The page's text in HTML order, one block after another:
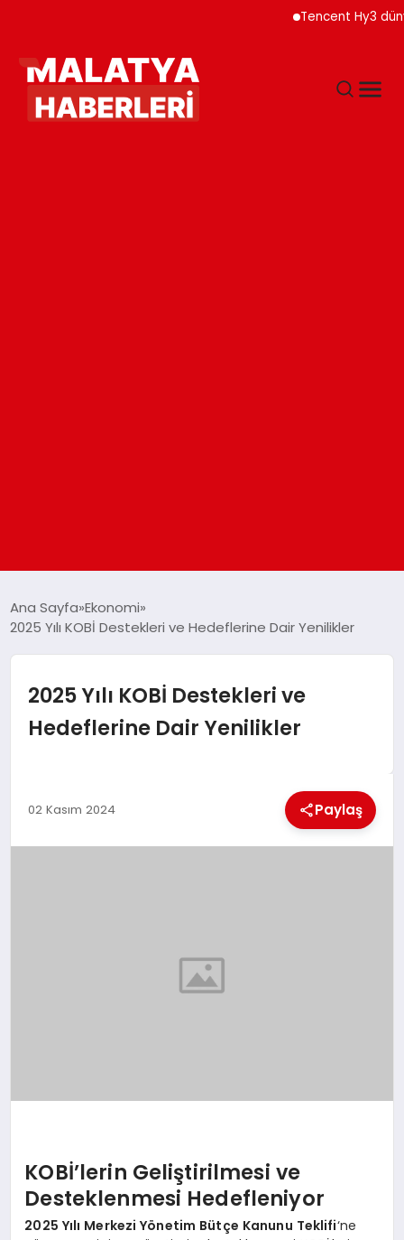
Tencent Hy3 dünya
DÜNYA
EKONOMI
Ana Sayfa Ekonomi
2025 Yılı KOBİ Destekleri ve Hedeflerine Dair Yenilikler
2025 Yılı KOBİ Destekleri ve
Hedeflerine Dair Yenilikler
02 Kasım 2024 Paylaş
KOBİ’lerin Geliştirilmesi ve
Desteklenmesi Hedefleniyor
2025 Yılı Merkezi Yönetim Bütçe Kanunu Teklifi‘ne